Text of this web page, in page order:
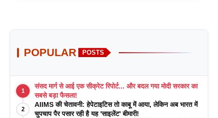
POPULAR POSTS
1
संसद मार्ग से आई एक सीक्रेट रिपोर्ट... और बदल गया मोदी सरकार का
सबसे बड़ा फैसला!
2
AIIMS की चेतावनी: हेपेटाइटिस तो काबू में आया, लेकिन अब भारत में
चुपचाप पैर पसार रही है यह 'साइलेंट' बीमारी!